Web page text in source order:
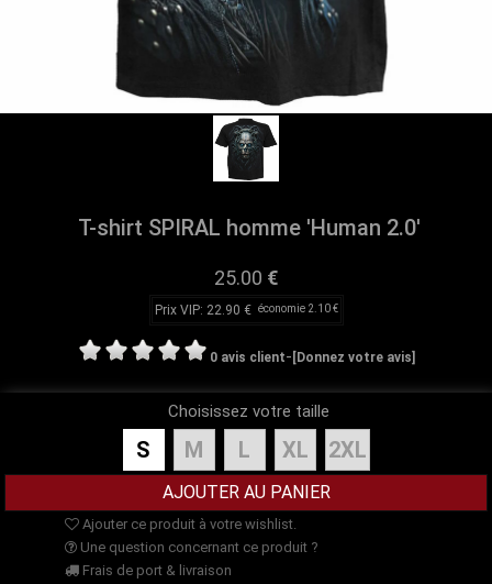
T-shirt SPIRAL homme 'Human 2.0'
25.00 €
Prix VIP: 22.90 € économie 2.10 €
0 avis client- [Donnez votre avis]
Choisissez votre taille
S M L XL 2XL
Ajouter ce produit à votre wishlist.
Une question concernant ce produit ?
Frais de port & livraison